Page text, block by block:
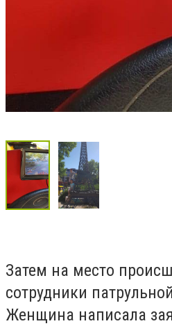
Затем на место
сотрудники
Женщина написала